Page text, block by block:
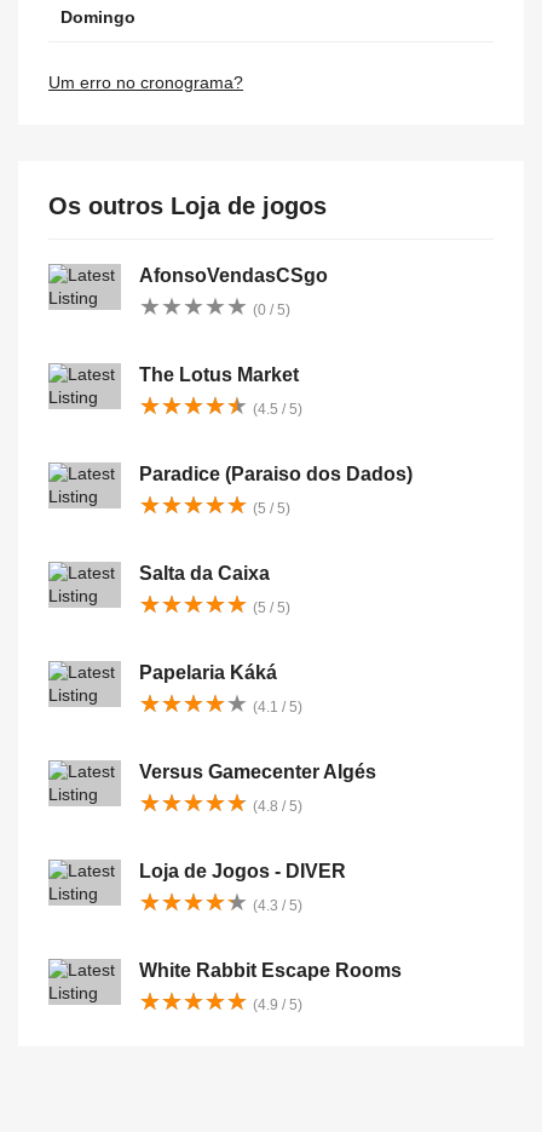
Domingo
Um erro no cronograma?
Os outros Loja de jogos
AfonsoVendasCSgo
★★★★★
★★★★★ (0 / 5)
The Lotus Market
★★★★★
★★★★★ (4.5 / 5)
Paradice (Paraiso dos Dados)
★★★★★
★★★★★ (5 / 5)
Salta da Caixa
★★★★★
★★★★★ (5 / 5)
Papelaria Káká
★★★★★
★★★★★ (4.1 / 5)
Versus Gamecenter Algés
★★★★★
★★★★★ (4.8 / 5)
Loja de Jogos - DIVER
★★★★★
★★★★★ (4.3 / 5)
White Rabbit Escape Rooms
★★★★★
★★★★★ (4.9 / 5)